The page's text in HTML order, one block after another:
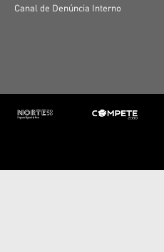
Canal de Denúncia Interno